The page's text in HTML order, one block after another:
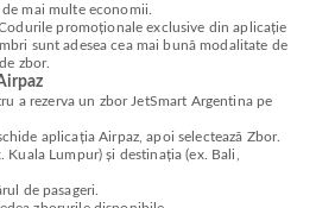
mai multe economii.
promoționale exclusive din aplicație
sunt adesea cea mai bună modalitate de
zbor.
a rezerva un zbor JetSmart Argentina pe
aplicația Airpaz, apoi selectează Zbor.
Kuala Lumpur) și destinația (ex. Bali,
de pasageri.